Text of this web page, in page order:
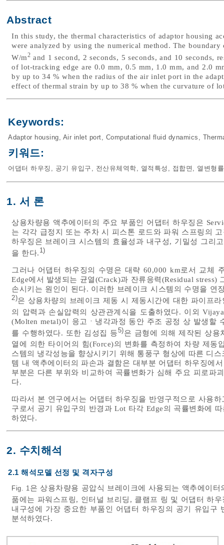
Abstract
In this study, the thermal characteristics of adaptor housing
were analyzed by using the numerical method. The
W/m2 and 1 second, 2 seconds, 5 seconds, and 10
of lot-tracking edge are 0.0 mm, 0.5 mm, 1.0 mm, and 2.0
by up to 34 % when the radius of the air inlet port in the
effect of thermal strain by up to 38 % when the curvature of
Keywords:
Adaptor housing Air inlet port Computational fluid dynamics
키워드:
어댑터 하우징 공기 유입구 전산유체역학 열적특성 접합면 열변형률
1. 서 론
상용차량용 액추에이터의 주요 부품인 어댑터 하우징은
는 각각 급정지 또는 주차 시 피스톤 로드와 파워 스프링의
하우징은 브레이크 시스템의 효율성과 내구성, 기밀성 그리
을 한다. 1)
그러나 어댑터 하우징의 수명은 대략 60,000 km로서 교체
Edge에서 발생되는 균열(Crack)과 잔류응력(Residual
손시키는 원인이 된다. 이러한 브레이크 시스템의 수명을 연
2)은 상용차량의 브레이크 제동 시 제동시간에 대한 파이프
의 압력과 손실압력의 상관관계식을 도출하였다. 이외
(Molten metal)이 응고ㆍ냉각과정 동안 주조 공정 상 발생할
를 수행하였다. 또한 김성집 등5)은 금형에 의해 제작된 상용
열에 의한 타이어의 힘(Force)의 변화를 측정하여 차량 제동
스템의 냉각성능을 향상시키기 위해 통풍구 형상에 따른 디
템 내 액추에이터의 파손과 결함은 대부분 어댑터 하우징에
부분은 다른 부위와 비교하여 곡률변화가 심해 주요 피로파
다.
따라서 본 연구에서는 어댑터 하우징을 반영구적으로 사용
구로서 공기 유입구의 반경과 Lot 타각 Edge의 곡률변화에
하였다.
2. 수치해석
2.1 해석모델 선정 및 격자구성
Fig. 1은 상용차량용 공압식 브레이크에 사용되는 액추에이
품에는 파워스프링, 인터널 브리딩, 클램프 링 및 어댑터 하
내구성에 가장 중요한 부품인 어댑터 하우징의 공기 유입구
분석하였다.